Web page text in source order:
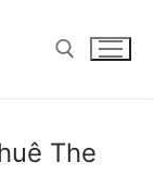
The